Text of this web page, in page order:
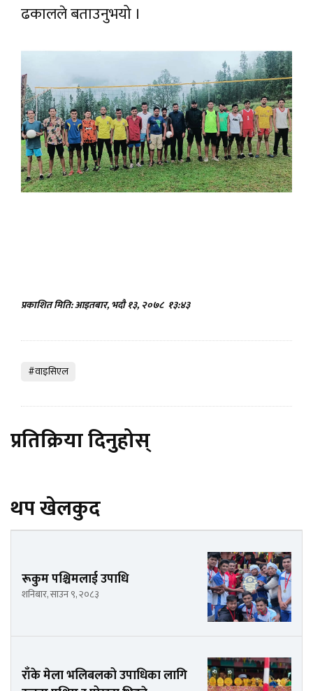
ढकालले बताउनुभयो ।
प्रकाशित मिति: आइतबार, भदौ १३, २०७८ १३:४३
#वाइसिएल
प्रतिक्रिया दिनुहोस्
थप खेलकुद
रूकुम पश्चिमलाई उपाधि
शनिबार, साउन ९, २०८३
राँके मेला भलिबलको उपाधिका लागि